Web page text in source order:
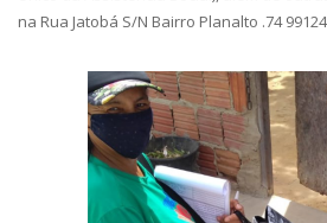
na Rua Jatobá S/N Bairro Planalto .74